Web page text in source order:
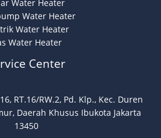
Water Heater
Water Heater
Water Heater
Water Heater
Center
RT.16/RW.2, Pd. Klp., Kec. Duren
Daerah Khusus Ibukota Jakarta
13450